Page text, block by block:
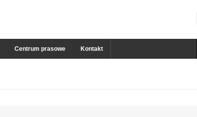
Centrum prasowe Kontakt